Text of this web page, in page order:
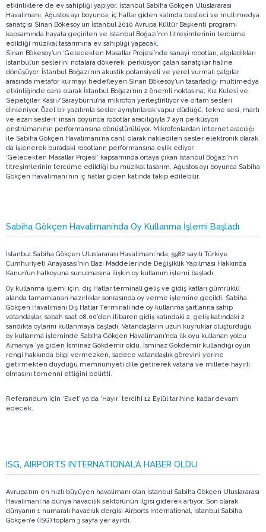
etkinliklere de ev sahipliği yapıyor. İstanbul Sabiha Gökçen Uluslararası
Havalimanı, Ağustos ayı boyunca, iç hatlar giden katında besteci ve multimedya
sanatçısı Sinan Bökesoy’un İstanbul 2010 Avrupa Kültür Başkenti programı
kapsamında hayata geçirilen ve İstanbul Boğazı’nın titreşimlerinin tercüme
edildiği müzikal tasarımına ev sahipliği yapacak.
Sinan Bökesoy’un ‘Gelecekten Masallar Projesi’nde sanayi robotları, algıladıkları
İstanbul’un seslerini notalara dökerek, perküsyon çalan sanatçılar haline
dönüşüyor. İstanbul Boğazı’nın akustik potansiyeli ve yerel vurmalı çalgılar
arasında metafor kurmayı hedefleyen Sinan Bökesoy’un tasarladığı multimedya
etkinliğinde canlı olarak İstanbul Boğazı’nın 2 önemli noktasına; Kız Kulesi ve
Sepetçiler Kasrı/Sarayburnu’na mikrofon yerleştiriliyor ve ortam sesleri
dinleniyor. Özel bir yazılımla sesler ayrıştırılarak vapur düdüğü, tekne sesi, martı
ve ezan sesleri; insan boyunda robotlar aracılığıyla 7 ayrı perküsyon
enstrümanının performansına dönüştürülüyor. Mikrofonlardan internet aracılığı
ile Sabiha Gökçen Havalimanı’na canlı olarak nakledilen sesler elektronik olarak
da işlenerek buradaki robotların performansına eşlik ediyor.
‘Gelecekten Masallar Projesi’ kapsamında ortaya çıkan İstanbul Boğazı’nın
titreşimlerinin tercüme edildiği bu müzikal tasarım, Ağustos ayı boyunca Sabiha
Gökçen Havalimanı’nın iç hatlar giden katında takip edilebilir.
Sabiha Gökçen Havalimanı’nda Oy Kullanma İşlemi Başladı
İstanbul Sabiha Gökçen Uluslararası Havalimanı’nda, 5982 sayılı Türkiye
Cumhuriyeti Anayasası’nın Bazı Maddelerinde Değişiklik Yapılması Hakkında
Kanun’un halkoyuna sunulmasına ilişkin oy kullanım işlemi başladı.
Oy kullanma işlemi için, dış Hatlar terminali geliş ve gidiş katları gümrüklü
alanda tamamlanan hazırlıklar sonrasında oy verme işlemine geçildi. Sabiha
Gökçen Havalimanı Dış Hatlar Terminali’nde oy kullanma şartlarına sahip
vatandaşlar, sabah saat 08.00’den itibaren gidiş katındaki 2, geliş katındaki 2
sandıkta oylarını kullanmaya başladı. Vatandaşların uzun kuyruklar oluşturduğu
oy kullanma işleminde Sabiha Gökçen Havalimanı’nda ilk oyu kullanan yolcu
Almanya ‘ya giden İsminaz Gökdemir oldu. İsminaz Gökdemir kullandığı oyun
rengi hakkında bilgi vermezken, sadece vatandaşlık görevini yerine
getirmekten duyduğu memnuniyeti dile getirerek vatana ve millete hayırlı
olmasını temenni ettiğini belirtti.
Referandum için ‘Evet’ ya da ‘Hayır’ tercihi 12 Eylül tarihine kadar devam
edecek.
ISG, AIRPORTS INTERNATIONAL’A HABER OLDU
Avrupa’nın en hızlı büyüyen havalimanı olan İstanbul Sabiha Gökçen Uluslararası
Havalimanı’na dünya havacılık sektörünün ilgisi giderek artıyor. Son olarak
dünyanın 1 numaralı havacılık dergisi Airports International, İstanbul Sabiha
Gökçen’e (İSG) toplam 3 sayfa yer ayırdı.